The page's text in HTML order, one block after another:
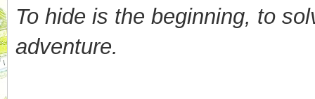
To hide is the beginning, to
adventure.